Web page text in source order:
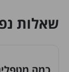
שאלות